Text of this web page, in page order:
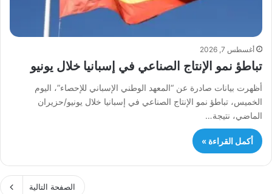
أغسطس 7, 2026
تباطؤ نمو الإنتاج الصناعي في إسبانيا خلال يونيو
أظهرت بيانات صادرة عن “المعهد الوطني الإسباني للإحصاء”، اليوم
الخميس، تباطؤ نمو الإنتاج الصناعي في إسبانيا خلال يونيو/حزيران
الماضي، نتيجة…
أكمل القراءة »
الصفحة التالية